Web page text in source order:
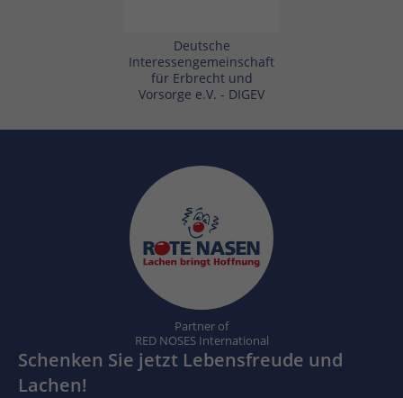
Deutsche
Interessengemeinschaft
für Erbrecht und
Vorsorge e.V. - DIGEV
Partner of
RED NOSES International
Schenken Sie jetzt Lebensfreude und
Lachen!